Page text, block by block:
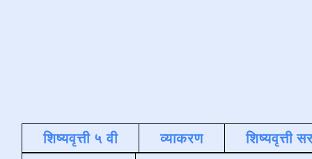
शिष्यवृत्ती ५ वी व्याकरण
शिष्यवृत्ती